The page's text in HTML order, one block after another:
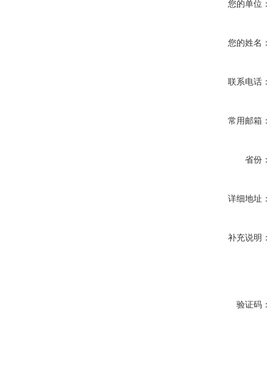
您的单位：
您的姓名：
联系电话：
常用邮箱：
省份：
详细地址：
补充说明：
验证码：